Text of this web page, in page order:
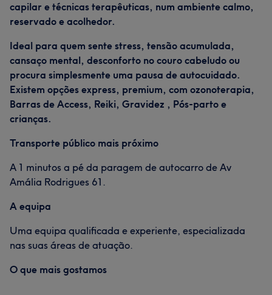
capilar e técnicas terapêuticas, num ambiente calmo,
reservado e acolhedor.
Ideal para quem sente stress, tensão acumulada,
cansaço mental, desconforto no couro cabeludo ou
procura simplesmente uma pausa de autocuidado.
Existem opções express, premium, com ozonoterapia,
Barras de Access, Reiki, Gravidez , Pós-parto e
crianças.
Transporte público mais próximo
A 1 minutos a pé da paragem de autocarro de Av
Amália Rodrigues 61.
A equipa
Uma equipa qualificada e experiente, especializada
nas suas áreas de atuação.
O que mais gostamos